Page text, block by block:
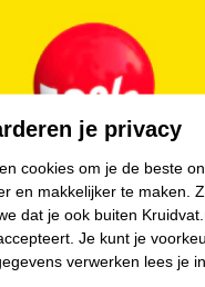
je privacy
cookies om je de beste
en makkelijker te maken.
dat je ook buiten
Je kunt je
verwerken lees je